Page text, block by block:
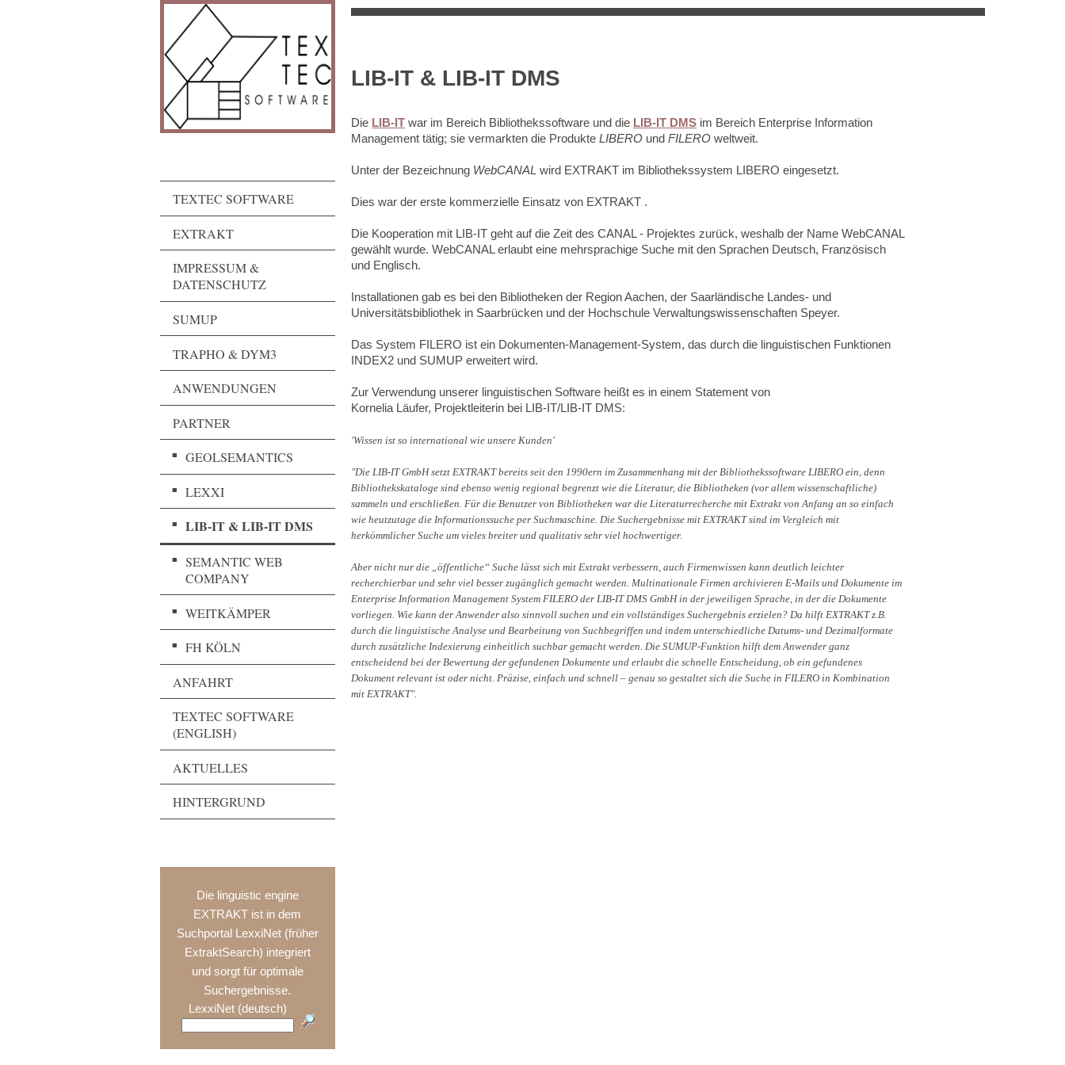
TEXTEC SOFTWARE
EXTRAKT
IMPRESSUM &
DATENSCHUTZ
SUMUP
TRAPHO & DYM3
ANWENDUNGEN
PARTNER
GEOLSEMANTICS
LEXXI
LIB-IT & LIB-IT DMS
SEMANTIC WEB
COMPANY
WEITKÄMPER
FH KÖLN
ANFAHRT
TEXTEC SOFTWARE
(ENGLISH)
AKTUELLES
HINTERGRUND
Die linguistic engine
EXTRAKT ist in dem
Suchportal LexxiNet (früher
ExtraktSearch) integriert
und sorgt für optimale
Suchergebnisse.
LexxiNet (deutsch)
LIB-IT & LIB-IT DMS
Die LIB-ITwar im Bereich Bibliothekssoftware und die LIB-IT DMSim Bereich Enterprise Information
Management tätig; sie vermarkten die Produkte LIBEROund FILEROweltweit.
Unter der Bezeichnung WebCANAL wird EXTRAKT im Bibliothekssystem LIBERO eingesetzt.
Dies war der erste kommerzielle Einsatz von EXTRAKT .
Die Kooperation mit LIB-IT geht auf die Zeit des CANAL - Projektes zurück, weshalb der Name WebCANAL
gewählt wurde. WebCANAL erlaubt eine mehrsprachige Suche mit den Sprachen Deutsch, Französisch
und Englisch.
Installationen gab es bei den Bibliotheken der Region Aachen, der Saarländische Landes- und
Universitätsbibliothek in Saarbrücken und der Hochschule Verwaltungswissenschaften Speyer.
Das System FILERO ist ein Dokumenten-Management-System, das durch die linguistischen Funktionen
INDEX2 und SUMUP erweitert wird.
Zur Verwendung unserer linguistischen Software heißt es in einem Statement von
Kornelia Läufer, Projektleiterin bei LIB-IT/LIB-IT DMS:
'Wissen ist so international wie unsere Kunden'
"Die LIB-IT GmbH setzt EXTRAKT bereits seit den 1990ern im Zusammenhang mit der Bibliothekssoftware LIBERO ein, denn
Bibliothekskataloge sind ebenso wenig regional begrenzt wie die Literatur, die Bibliotheken (vor allem wissenschaftliche)
sammeln und erschließen. Für die Benutzer von Bibliotheken war die Literaturrecherche mit Extrakt von Anfang an so einfach
wie heutzutage die Informationssuche per Suchmaschine. Die Suchergebnisse mit EXTRAKT sind im Vergleich mit
herkömmlicher Suche um vieles breiter und qualitativ sehr viel hochwertiger.
Aber nicht nur die „öffentliche“ Suche lässt sich mit Extrakt verbessern, auch Firmenwissen kann deutlich leichter
recherchierbar und sehr viel besser zugänglich gemacht werden. Multinationale Firmen archivieren E-Mails und Dokumente im
Enterprise Information Management System FILERO der LIB-IT DMS GmbH in der jeweiligen Sprache, in der die Dokumente
vorliegen. Wie kann der Anwender also sinnvoll suchen und ein vollständiges Suchergebnis erzielen? Da hilft EXTRAKT z.B.
durch die linguistische Analyse und Bearbeitung von Suchbegriffen und indem unterschiedliche Datums- und Dezimalformate
durch zusätzliche Indexierung einheitlich suchbar gemacht werden. Die SUMUP-Funktion hilft dem Anwender ganz
entscheidend bei der Bewertung der gefundenen Dokumente und erlaubt die schnelle Entscheidung, ob ein gefundenes
Dokument relevant ist oder nicht. Präzise, einfach und schnell – genau so gestaltet sich die Suche in FILERO in Kombination
mit EXTRAKT".